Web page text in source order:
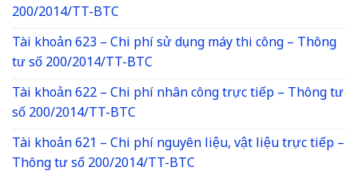
200/2014/TT-BTC
Tài khoản 623 – Chi phí sử dụng máy thi công – Thông
tư số 200/2014/TT-BTC
Tài khoản 622 – Chi phí nhân công trực tiếp – Thông tư
số 200/2014/TT-BTC
Tài khoản 621 – Chi phí nguyên liệu, vật liệu trực tiếp –
Thông tư số 200/2014/TT-BTC